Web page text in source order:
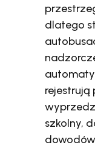
dlatego
rejestrują
szkolny,